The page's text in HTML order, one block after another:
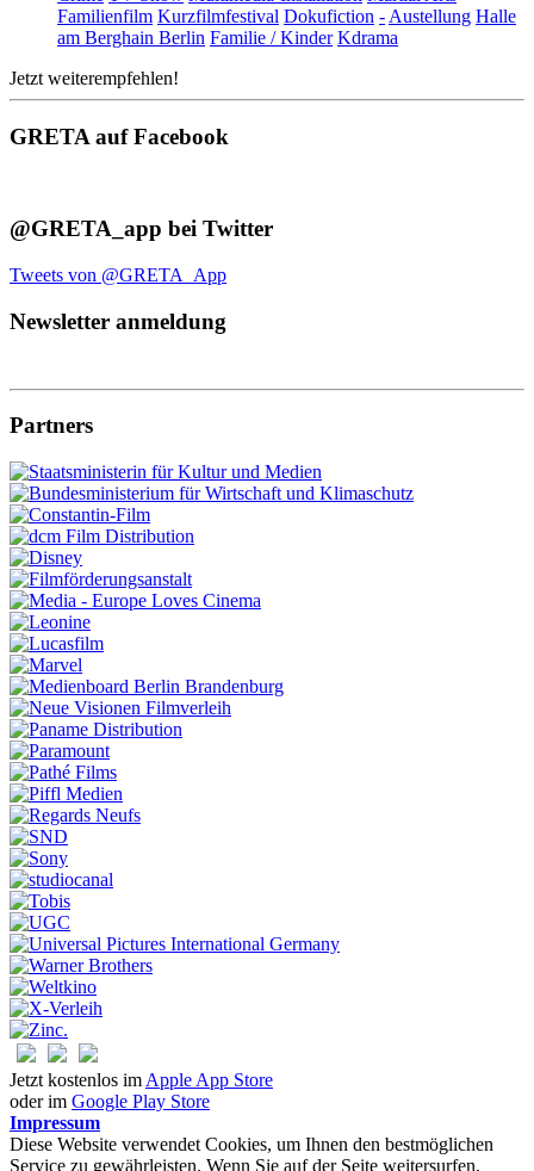
Familienfilm Kurzfilmfestival Dokufiction - Austellung Halle
am Berghain Berlin Familie / Kinder Kdrama
Jetzt weiterempfehlen!
GRETA auf Facebook
@GRETA_app bei Twitter
Tweets von @GRETA_App
Newsletter anmeldung
Partners
Jetzt kostenlos im Apple App Store
oder im Google Play Store
Impressum
Diese Website verwendet Cookies, um Ihnen den bestmöglichen
Service zu gewährleisten. Wenn Sie auf der Seite weitersurfen,